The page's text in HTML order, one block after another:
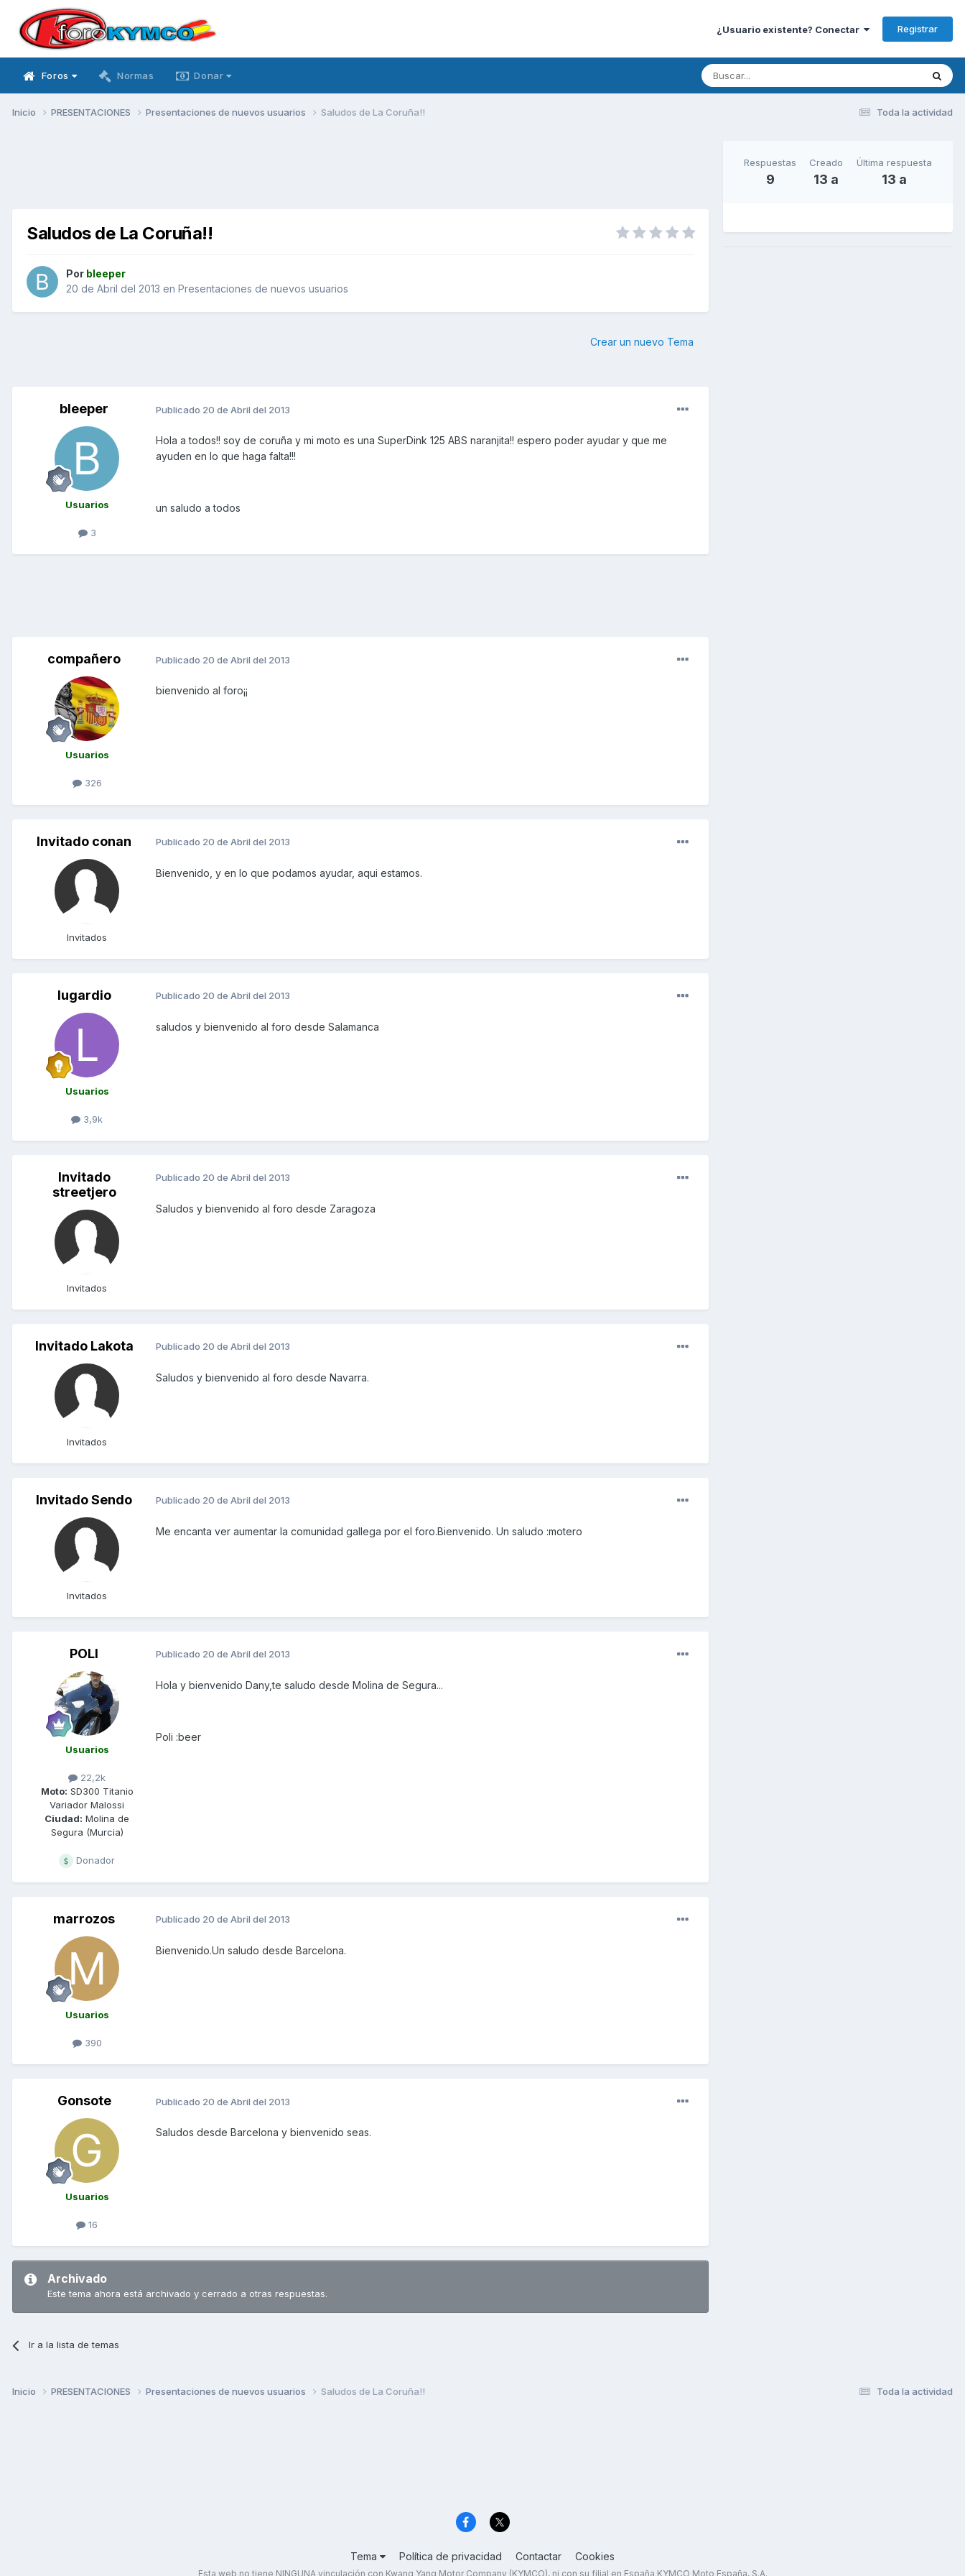
¿Usuario existente? Conectar Registrar
Foros Normas Donar
Toda la actividad
Inicio PRESENTACIONES Presentaciones de nuevos usuarios Saludos de La Coruña!!
Saludos de La Coruña!!
Por bleeper
20 de Abril del 2013 en Presentaciones de nuevos usuarios
Crear un nuevo Tema
bleeper
Usuarios
3
Publicado 20 de Abril del 2013
Hola a todos!! soy de coruña y mi moto es una SuperDink 125 ABS naranjita!! espero poder ayudar y que me
ayuden en lo que haga falta!!!
un saludo a todos
compañero
Usuarios
326
Publicado 20 de Abril del 2013
bienvenido al foro¡¡
Invitado conan
Invitados
Publicado 20 de Abril del 2013
Bienvenido, y en lo que podamos ayudar, aqui estamos.
lugardio
Usuarios
3,9k
Publicado 20 de Abril del 2013
saludos y bienvenido al foro desde Salamanca
Invitado
streetjero
Invitados
Publicado 20 de Abril del 2013
Saludos y bienvenido al foro desde Zaragoza
Invitado Lakota
Invitados
Publicado 20 de Abril del 2013
Saludos y bienvenido al foro desde Navarra.
Invitado Sendo
Invitados
Publicado 20 de Abril del 2013
Me encanta ver aumentar la comunidad gallega por el foro.Bienvenido. Un saludo :motero
POLI
Usuarios
22,2k
Moto: SD300 Titanio
Variador Malossi
Ciudad: Molina de
Segura (Murcia)
Donador
Publicado 20 de Abril del 2013
Hola y bienvenido Dany,te saludo desde Molina de Segura...
Poli :beer
marrozos
Usuarios
390
Publicado 20 de Abril del 2013
Bienvenido.Un saludo desde Barcelona.
Gonsote
Usuarios
16
Publicado 20 de Abril del 2013
Saludos desde Barcelona y bienvenido seas.
Archivado
Este tema ahora está archivado y cerrado a otras respuestas.
Ir a la lista de temas
Respuestas
9
Creado
13 a
Última respuesta
13 a
Toda la actividad
Inicio PRESENTACIONES Presentaciones de nuevos usuarios Saludos de La Coruña!!
Tema Política de privacidad Contactar Cookies
Esta web no tiene NINGUNA vinculación con Kwang Yang Motor Company (KYMCO), ni con su filial en España KYMCO Moto España, S.A.